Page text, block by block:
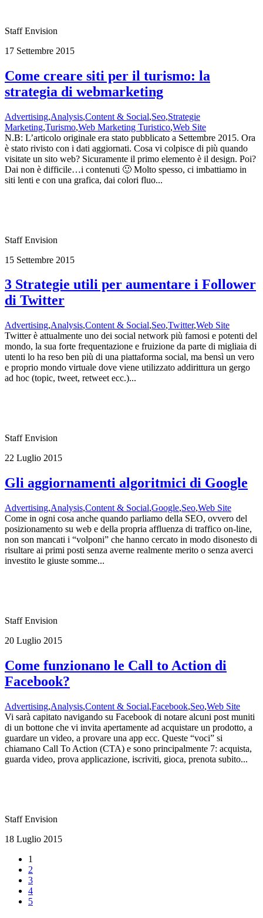
Staff Envision
17 Settembre 2015
Come creare siti per il turismo: la
strategia di webmarketing
Advertising,Analysis,Content & Social,Seo,Strategie
Marketing,Turismo,Web Marketing Turistico,Web Site
N.B: L’articolo originale era stato pubblicato a Settembre 2015. Ora
è stato rivisto con i dati aggiornati. Cosa vi colpisce di più quando
visitate un sito web? Sicuramente il primo elemento è il design. Poi?
Dai non è difficile…i contenuti 🙂 Molto spesso, ci imbattiamo in
siti lenti e con una grafica, dai colori fluo...
Staff Envision
15 Settembre 2015
3 Strategie utili per aumentare i Follower
di Twitter
Advertising,Analysis,Content & Social,Seo,Twitter,Web Site
Twitter è attualmente uno dei social network più famosi e potenti del
mondo, la sua forte frequentazione e fruizione da parte di migliaia di
utenti lo ha reso ben più di una piattaforma social, ma bensì un vero
e proprio mondo virtuale dove viene utilizzato addirittura un gergo
ad hoc (topic, tweet, retweet ecc.)...
Staff Envision
22 Luglio 2015
Gli aggiornamenti algoritmici di Google
Advertising,Analysis,Content & Social,Google,Seo,Web Site
Come in ogni cosa anche quando parliamo della SEO, ovvero del
posizionamento su web e della propria affluenza di traffico on-line,
non son mancati i “volponi” che hanno cercato in modo disonesto di
risultare ai primi posti senza averne realmente merito o senza averci
investito le giuste somme...
Staff Envision
20 Luglio 2015
Come funzionano le Call to Action di
Facebook?
Advertising,Analysis,Content & Social,Facebook,Seo,Web Site
Vi sarà capitato navigando su Facebook di notare alcuni post muniti
di un bottone che vi invita apertamente ad acquistare un prodotto, a
guardare un video, a provare una app ecc. Queste “voci” si
chiamano Call To Action (CTA) e sono principalmente 7: acquista,
guarda video, prova applicazione, iscriviti, gioca, prenota subito...
Staff Envision
18 Luglio 2015
1
2
3
4
5